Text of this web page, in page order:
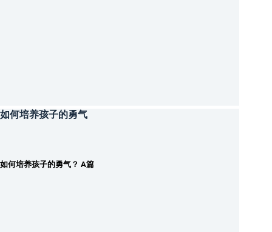
如何培养孩子的勇气
如何培养孩子的勇气？ A篇